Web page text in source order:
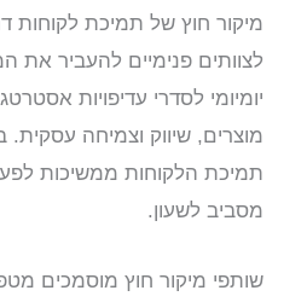
לצוותים פנימיים להעביר את
יומיומי לסדרי עדיפויות
מוצרים, שיווק וצמיחה עסקית.
תמיכת הלקוחות ממשיכות
מסביב לשעון.
שותפי מיקור חוץ מוסמכים